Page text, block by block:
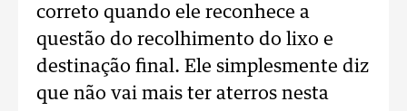
correto quando ele reconhece a
questão do recolhimento do lixo e
destinação final. Ele simplesmente diz
que não vai mais ter aterros nesta